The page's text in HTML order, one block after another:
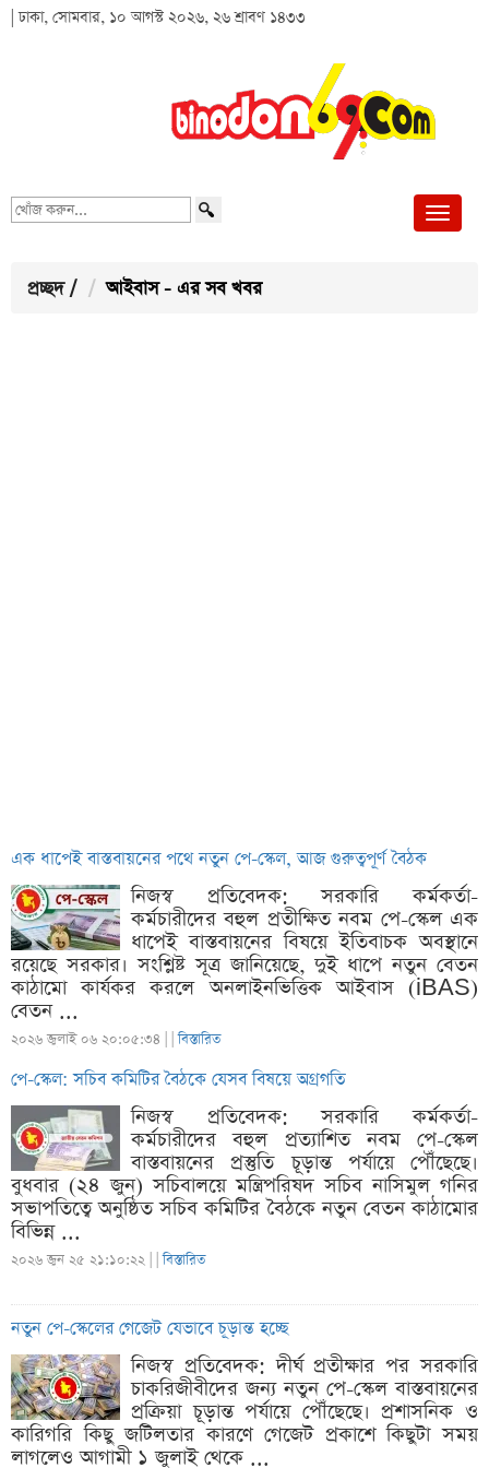
| ঢাকা, সোমবার, ১০ আগস্ট ২০২৬, ২৬ শ্রাবণ ১৪৩৩
খোঁজ
প্রচ্ছদ / আইবাস - এর সব খবর
এক ধাপেই বাস্তবায়নের পথে নতুন পে-স্কেল, আজ গুরুত্বপূর্ণ বৈঠক
নিজস্ব প্রতিবেদক: সরকারি কর্মকর্তা-
কর্মচারীদের বহুল প্রতীক্ষিত নবম পে-স্কেল এক
ধাপেই বাস্তবায়নের বিষয়ে ইতিবাচক অবস্থানে
রয়েছে সরকার। সংশ্লিষ্ট সূত্র জানিয়েছে, দুই ধাপে নতুন বেতন
কাঠামো কার্যকর করলে অনলাইনভিত্তিক আইবাস (iBAS)
বেতন ...
২০২৬ জুলাই ০৬ ২০:০৫:৩৪ | |বিস্তারিত
পে-স্কেল: সচিব কমিটির বৈঠকে যেসব বিষয়ে অগ্রগতি
নিজস্ব প্রতিবেদক: সরকারি কর্মকর্তা-
কর্মচারীদের বহুল প্রত্যাশিত নবম পে-স্কেল
বাস্তবায়নের প্রস্তুতি চূড়ান্ত পর্যায়ে পৌঁছেছে।
বুধবার (২৪ জুন) সচিবালয়ে মন্ত্রিপরিষদ সচিব নাসিমুল গনির
সভাপতিত্বে অনুষ্ঠিত সচিব কমিটির বৈঠকে নতুন বেতন কাঠামোর
বিভিন্ন ...
২০২৬ জুন ২৫ ২১:১০:২২ | |বিস্তারিত
নতুন পে-স্কেলের গেজেট যেভাবে চূড়ান্ত হচ্ছে
নিজস্ব প্রতিবেদক: দীর্ঘ প্রতীক্ষার পর সরকারি
চাকরিজীবীদের জন্য নতুন পে-স্কেল বাস্তবায়নের
প্রক্রিয়া চূড়ান্ত পর্যায়ে পৌঁছেছে। প্রশাসনিক ও
কারিগরি কিছু জটিলতার কারণে গেজেট প্রকাশে কিছুটা সময়
লাগলেও আগামী ১ জুলাই থেকে ...